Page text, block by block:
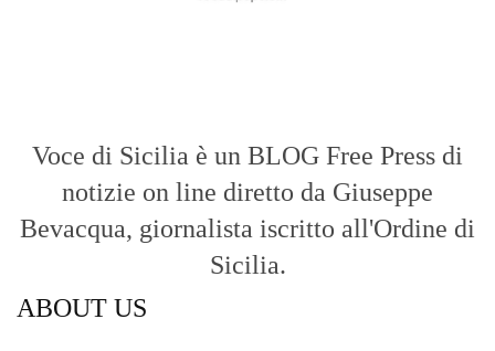
Voce di Sicilia è un BLOG Free Press di
notizie on line diretto da Giuseppe
Bevacqua, giornalista iscritto all'Ordine di
Sicilia.
ABOUT US